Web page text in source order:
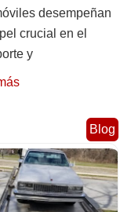
desempeñan
crucial en el
y
Blog